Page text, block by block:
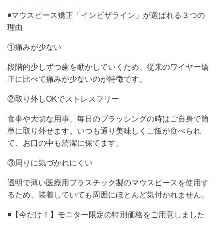
◾️マウスピース矯正「インビザライン」が選ばれる３つの
理由
①痛みが少ない
段階的少しずつ歯を動かしていくため、従来のワイヤー矯
正に比べて痛みが少ないのが特徴です。
②取り外しOKでストレスフリー
食事や大切な用事、毎日のブラッシングの時はご自身で簡
単に取り外せます。いつも通り美味しくご飯が食べられ
て、お口の中も清潔に保てます。
③周りに気づかれにくい
透明で薄い医療用プラスチック製のマウスピースを使用す
るため、装着していても周囲にほとんど気付かれません。
◾️【今だけ！】モニター限定の特別価格をご用意しました